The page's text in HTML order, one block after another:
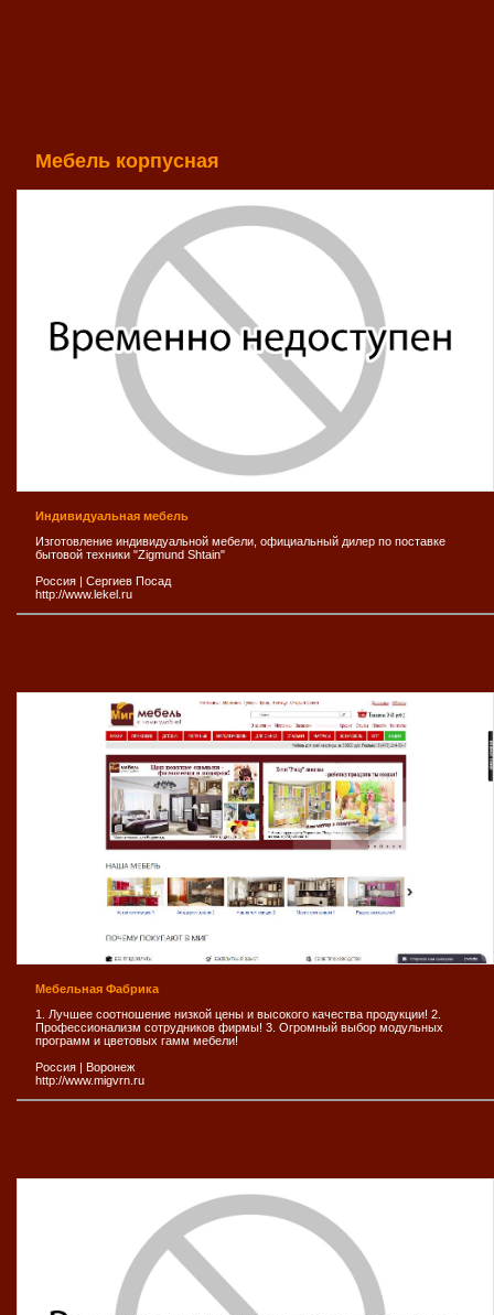
Мебель корпусная
Индивидуальная мебель
Изготовление индивидуальной мебели, официальный дилер по поставке
бытовой техники "Zigmund Shtain"
Россия | Сергиев Посад
http://www.lekel.ru
Мебельная Фабрика
1. Лучшее соотношение низкой цены и высокого качества продукции! 2.
Профессионализм сотрудников фирмы! 3. Огромный выбор модульных
программ и цветовых гамм мебели!
Россия | Воронеж
http://www.migvrn.ru